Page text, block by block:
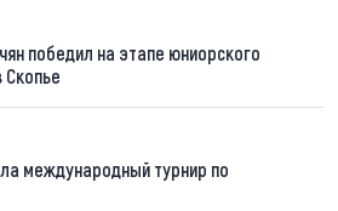
победил на этапе юниорского
Скопье
международный турнир по